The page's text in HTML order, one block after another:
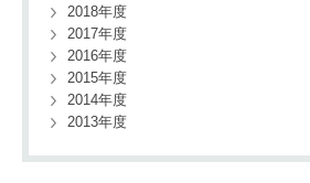
2018年度
2017年度
2016年度
2015年度
2014年度
2013年度